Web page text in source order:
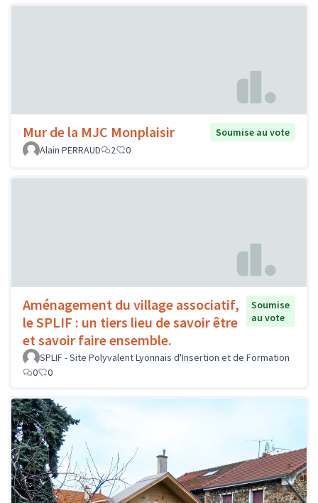
Mur de la MJC Monplaisir
Soumise au vote
Alain PERRAUD
2 0
Aménagement du village associatif,
le SPLIF : un tiers lieu de savoir être
et savoir faire ensemble.
Soumise
au vote
SPLIF - Site Polyvalent Lyonnais d'Insertion et de Formation
0
0